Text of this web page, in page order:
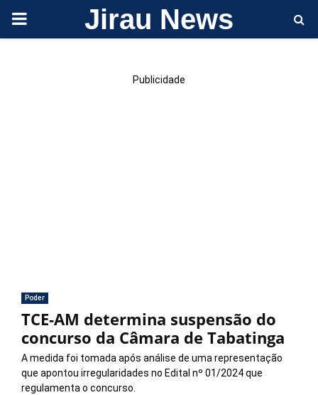
PRIMARY Jirau News
Publicidade
Poder
TCE-AM determina suspensão do
concurso da Câmara de Tabatinga
A medida foi tomada após análise de uma representação
que apontou irregularidades no Edital nº 01/2024 que
regulamenta o concurso.